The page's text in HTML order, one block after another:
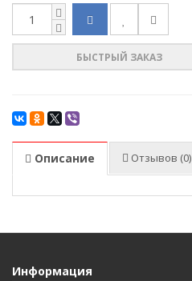
БЫСТРЫЙ ЗАКАЗ
Описание Отзывов (0)
Информация